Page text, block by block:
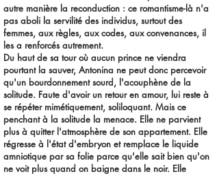
autre manière la reconduction : ce romantisme-là n'a
pas aboli la servilité des individus, surtout des
femmes, aux règles, aux codes, aux convenances, il
les a renforcés autrement.
Du haut de sa tour où aucun prince ne viendra
pourtant la sauver, Antonina ne peut donc percevoir
qu'un bourdonnement sourd, l'acouphène de la
solitude. Faute d'avoir un retour en amour, lui reste à
se répéter mimétiquement, soliloquant. Mais ce
penchant à la solitude la menace. Elle ne parvient
plus à quitter l'atmosphère de son appartement. Elle
régresse à l'état d'embryon et remplace le liquide
amniotique par sa folie parce qu'elle sait bien qu'on
ne voit plus quand on baigne dans le noir. Elle